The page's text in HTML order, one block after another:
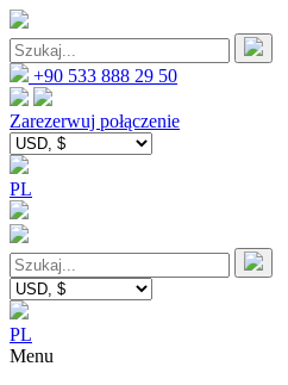
+90 533 888 29 50
Zarezerwuj połączenie
PL
PL
Menu